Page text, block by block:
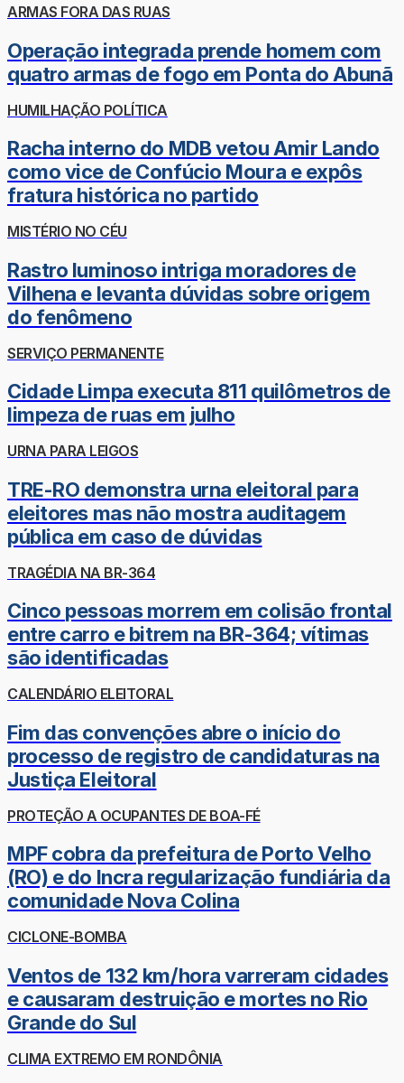
ARMAS FORA DAS RUAS
Operação integrada prende homem com
quatro armas de fogo em Ponta do Abunã
HUMILHAÇÃO POLÍTICA
Racha interno do MDB vetou Amir Lando
como vice de Confúcio Moura e expôs
fratura histórica no partido
MISTÉRIO NO CÉU
Rastro luminoso intriga moradores de
Vilhena e levanta dúvidas sobre origem
do fenômeno
SERVIÇO PERMANENTE
Cidade Limpa executa 811 quilômetros de
limpeza de ruas em julho
URNA PARA LEIGOS
TRE-RO demonstra urna eleitoral para
eleitores mas não mostra auditagem
pública em caso de dúvidas
TRAGÉDIA NA BR-364
Cinco pessoas morrem em colisão frontal
entre carro e bitrem na BR-364; vítimas
são identificadas
CALENDÁRIO ELEITORAL
Fim das convenções abre o início do
processo de registro de candidaturas na
Justiça Eleitoral
PROTEÇÃO A OCUPANTES DE BOA-FÉ
MPF cobra da prefeitura de Porto Velho
(RO) e do Incra regularização fundiária da
comunidade Nova Colina
CICLONE-BOMBA
Ventos de 132 km/hora varreram cidades
e causaram destruição e mortes no Rio
Grande do Sul
CLIMA EXTREMO EM RONDÔNIA